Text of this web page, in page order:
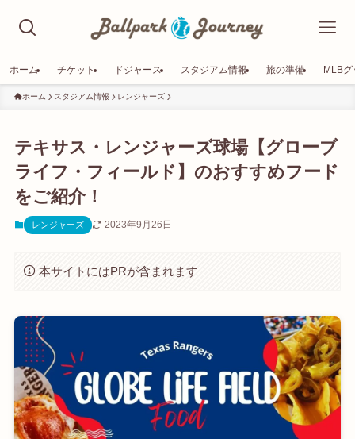
ホーム チケット ドジャース スタジアム情報 旅の準備 MLB
ホーム スタジアム情報 レンジャーズ
テキサス・レンジャーズ球場【グローブ
ライフ・フィールド】のおすすめフード
をご紹介！
レンジャーズ 2023年9月26日
本サイトにはPRが含まれます